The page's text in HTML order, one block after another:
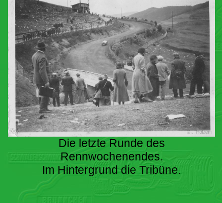
Die letzte Runde des
Rennwochenendes.
Im Hintergrund die Tribüne.